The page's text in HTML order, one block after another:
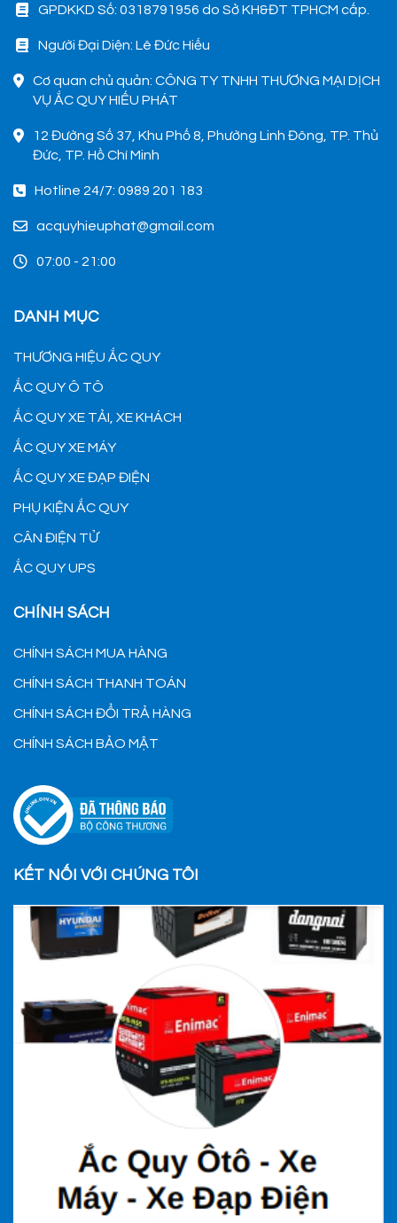
GPDKKD Số: 0318791956 do Sở KH&ĐT TPHCM cấp.
Người Đại Diện: Lê Đức Hiếu
Cơ quan chủ quản: CÔNG TY TNHH THƯƠNG MẠI DỊCH
VỤ ẮC QUY HIẾU PHÁT
12 Đường Số 37, Khu Phố 8, Phường Linh Đông, TP. Thủ
Đức, TP. Hồ Chí Minh
Hotline 24/7: 0989 201 183
acquyhieuphat@gmail.com
07:00 - 21:00
DANH MỤC
THƯƠNG HIỆU ẮC QUY
ẮC QUY Ô TÔ
ẮC QUY XE TẢI, XE KHÁCH
ẮC QUY XE MÁY
ẮC QUY XE ĐẠP ĐIỆN
PHỤ KIỆN ẮC QUY
CÂN ĐIỆN TỬ
ẮC QUY UPS
CHÍNH SÁCH
CHÍNH SÁCH MUA HÀNG
CHÍNH SÁCH THANH TOÁN
CHÍNH SÁCH ĐỔI TRẢ HÀNG
CHÍNH SÁCH BẢO MẬT
KẾT NỐI VỚI CHÚNG TÔI